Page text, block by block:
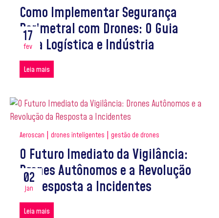
Como Implementar Segurança
Perimetral com Drones: O Guia
para Logística e Indústria
Leia mais
17
fev
Aeroscan | drones inteligentes | gestão de drones
O Futuro Imediato da Vigilância:
Drones Autônomos e a Revolução
da Resposta a Incidentes
Leia mais
02
jan